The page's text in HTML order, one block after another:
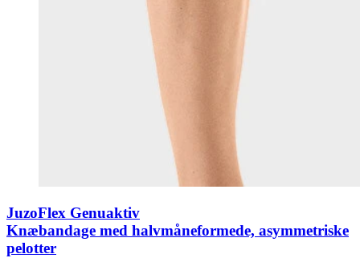
JuzoFlex Genuaktiv
Knæbandage med halvmåneformede, asymmetriske
pelotter